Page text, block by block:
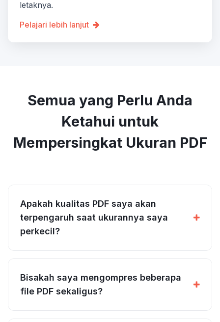
letaknya.
Pelajari lebih lanjut
Semua yang Perlu Anda
Ketahui untuk
Mempersingkat Ukuran PDF
Apakah kualitas PDF saya akan
terpengaruh saat ukurannya saya
perkecil?
Bisakah saya mengompres beberapa
file PDF sekaligus?